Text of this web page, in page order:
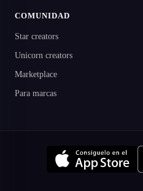
COMUNIDAD
Star creators
Unicorn creators
Marketplace
Para marcas